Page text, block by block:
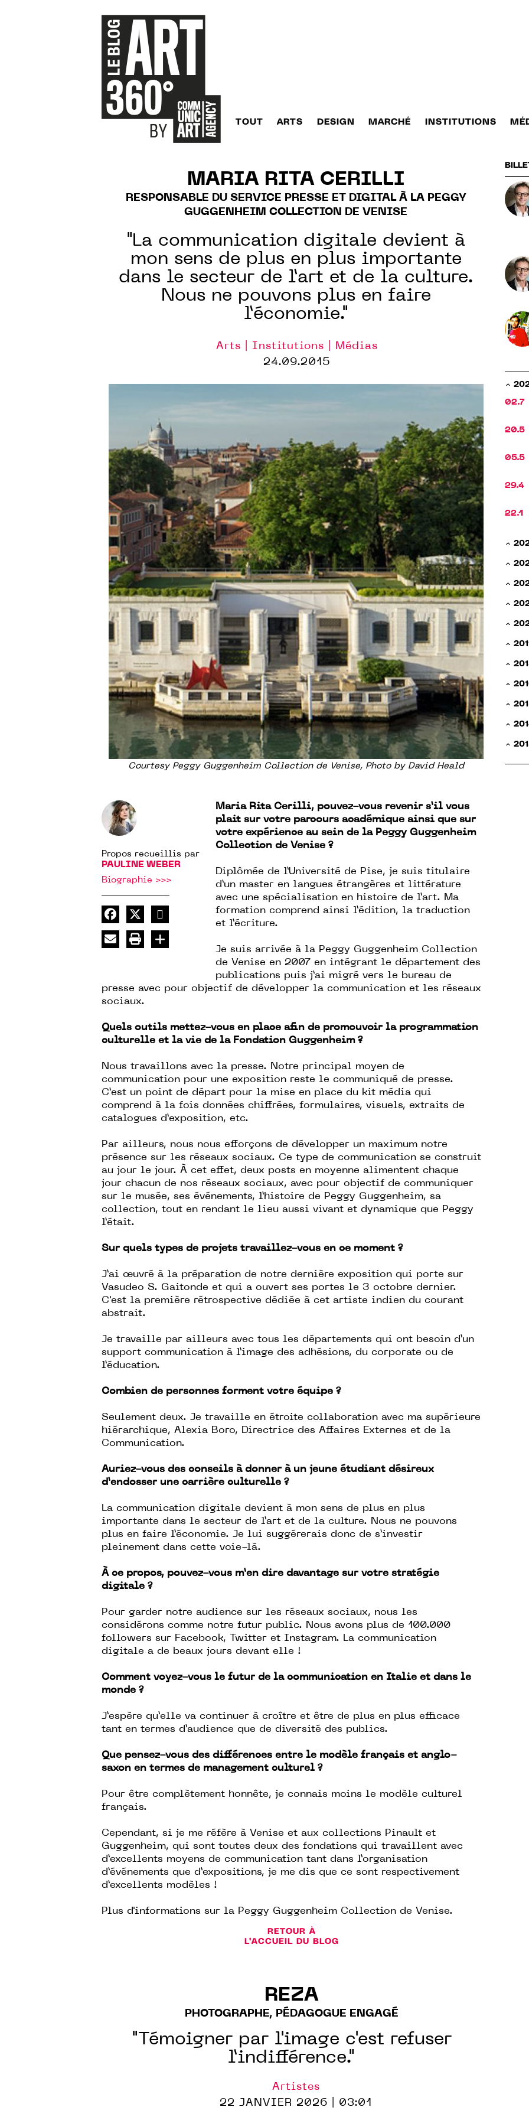
TOUT ARTS DESIGN MARCHÉ INSTITUTIONS
MARIA RITA CERILLI
RESPONSABLE DU SERVICE PRESSE ET DIGITAL À LA PEGGY
GUGGENHEIM COLLECTION DE VENISE
"La communication digitale devient à
mon sens de plus en plus importante
dans le secteur de l’art et de la culture.
Nous ne pouvons plus en faire
l’économie."
Arts | Institutions | Médias
24.09.2015
Courtesy Peggy Guggenheim Collection de Venise, Photo by David Heald
Propos recueillis par
PAULINE WEBER
Biographie >>>
Maria Rita Cerilli, pouvez-vous revenir s’il vous
plait sur votre parcours académique ainsi que sur
votre expérience au sein de la Peggy Guggenheim
Collection de Venise ?
Diplômée de l’Université de Pise, je suis titulaire
d’un master en langues étrangères et littérature
avec une spécialisation en histoire de l’art. Ma
formation comprend ainsi l’édition, la traduction
et l’écriture.
Je suis arrivée à la Peggy Guggenheim Collection
de Venise en 2007 en intégrant le département des
publications puis j’ai migré vers le bureau de
presse avec pour objectif de développer la communication et les réseaux
sociaux.
Quels outils mettez-vous en place afin de promouvoir la programmation
culturelle et la vie de la Fondation Guggenheim ?
Nous travaillons avec la presse. Notre principal moyen de
communication pour une exposition reste le communiqué de presse.
C’est un point de départ pour la mise en place du kit média qui
comprend à la fois données chiffrées, formulaires, visuels, extraits de
catalogues d’exposition, etc.
Par ailleurs, nous nous efforçons de développer un maximum notre
présence sur les réseaux sociaux. Ce type de communication se construit
au jour le jour. À cet effet, deux posts en moyenne alimentent chaque
jour chacun de nos réseaux sociaux, avec pour objectif de communiquer
sur le musée, ses événements, l’histoire de Peggy Guggenheim, sa
collection, tout en rendant le lieu aussi vivant et dynamique que Peggy
l’était.
Sur quels types de projets travaillez-vous en ce moment ?
J’ai œuvré à la préparation de notre dernière exposition qui porte sur
Vasudeo S. Gaitonde et qui a ouvert ses portes le 3 octobre dernier.
C'est la première rétrospective dédiée à cet artiste indien du courant
abstrait.
Je travaille par ailleurs avec tous les départements qui ont besoin d’un
support communication à l’image des adhésions, du corporate ou de
l’éducation.
Combien de personnes forment votre équipe ?
Seulement deux. Je travaille en étroite collaboration avec ma supérieure
hiérarchique, Alexia Boro, Directrice des Affaires Externes et de la
Communication.
Auriez-vous des conseils à donner à un jeune étudiant désireux
d’endosser une carrière culturelle ?
La communication digitale devient à mon sens de plus en plus
importante dans le secteur de l’art et de la culture. Nous ne pouvons
plus en faire l’économie. Je lui suggérerais donc de s’investir
pleinement dans cette voie-là.
À ce propos, pouvez-vous m’en dire davantage sur votre stratégie
digitale ?
Pour garder notre audience sur les réseaux sociaux, nous les
considérons comme notre futur public. Nous avons plus de 100.000
followers sur Facebook, Twitter et Instagram. La communication
digitale a de beaux jours devant elle !
Comment voyez-vous le futur de la communication en Italie et dans le
monde ?
J’espère qu’elle va continuer à croître et être de plus en plus efficace
tant en termes d’audience que de diversité des publics.
Que pensez-vous des différences entre le modèle français et anglo-
saxon en termes de management culturel ?
Pour être complètement honnête, je connais moins le modèle culturel
français.
Cependant, si je me réfère à Venise et aux collections Pinault et
Guggenheim, qui sont toutes deux des fondations qui travaillent avec
d’excellents moyens de communication tant dans l’organisation
d’événements que d’expositions, je me dis que ce sont respectivement
d’excellents modèles !
Plus d'informations sur la Peggy Guggenheim Collection de Venise.
RETOUR À
L'ACCUEIL DU BLOG
REZA
PHOTOGRAPHE, PÉDAGOGUE ENGAGÉ
"Témoigner par l'image c'est refuser
l’indifférence."
Artistes
22 JANVIER 2026 | 03:01
02.7
20.5
05.5
29.4
22.1